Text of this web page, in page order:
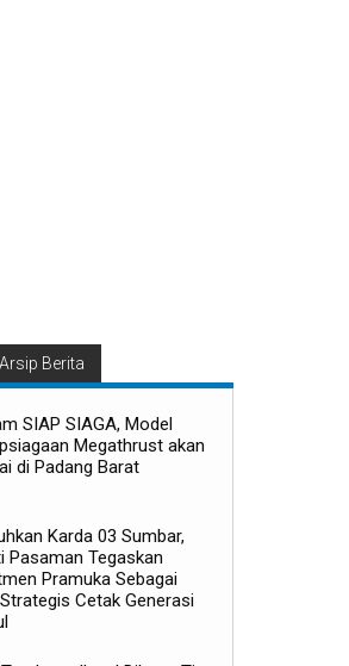
Arsip Berita
SIAP SIAGA, Model
Megathrust akan
di Padang Barat
Karda 03 Sumbar,
Pasaman Tegaskan
Pramuka Sebagai
Cetak Generasi